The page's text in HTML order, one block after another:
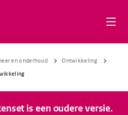
en onderhoud
Ontwikkeling
is een oudere versie.